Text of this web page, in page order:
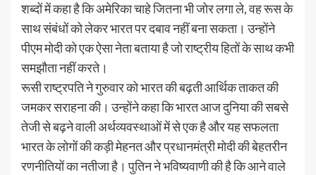
शब्दों में कहा है कि अमेरिका चाहे जितना भी जोर लगा ले, वह रूस के
साथ संबंधों को लेकर भारत पर दबाव नहीं बना सकता। उन्होंने
पीएम मोदी को एक ऐसा नेता बताया है जो राष्ट्रीय हितों के साथ कभी
समझौता नहीं करते।
रूसी राष्ट्रपति ने गुरुवार को भारत की बढ़ती आर्थिक ताकत की
जमकर सराहना की। उन्होंने कहा कि भारत आज दुनिया की सबसे
तेजी से बढ़ने वाली अर्थव्यवस्थाओं में से एक है और यह सफलता
भारत के लोगों की कड़ी मेहनत और प्रधानमंत्री मोदी की बेहतरीन
रणनीतियों का नतीजा है। पुतिन ने भविष्यवाणी की है कि आने वाले